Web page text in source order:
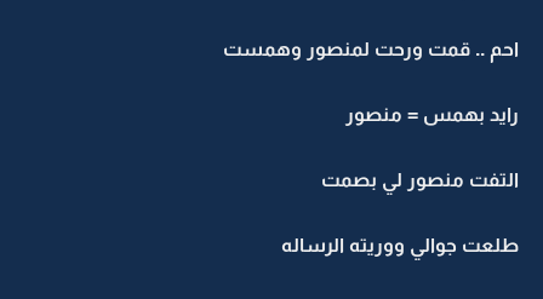
احم .. قمت ورحت لمنصور وهمست
رايد بهمس = منصور
التفت منصور لي بصمت
طلعت جوالي ووريته الرساله